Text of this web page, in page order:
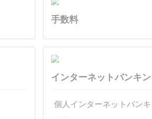
手数料
インターネットバンキ
個人インターネットバン